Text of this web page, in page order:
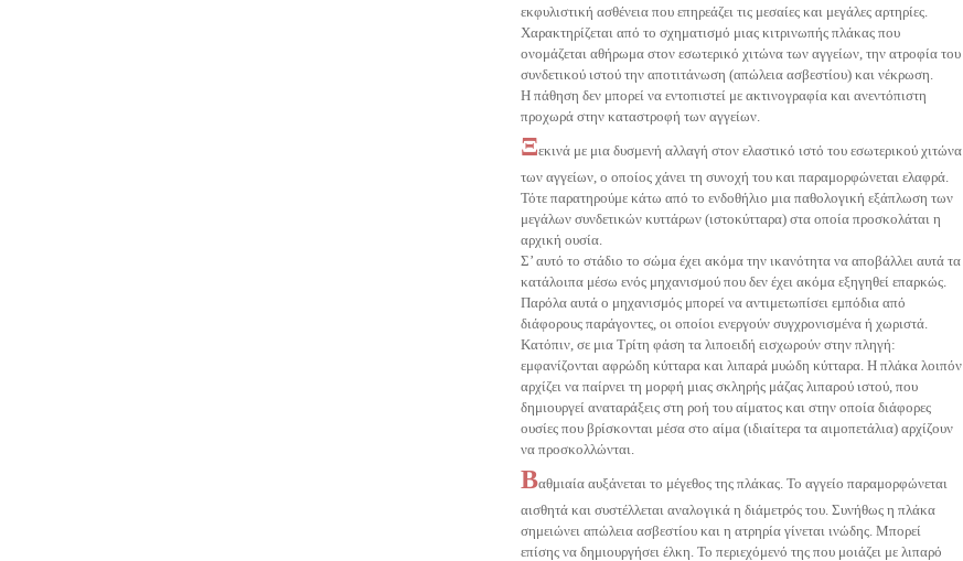
εκφυλιστική ασθένεια που επηρεάζει τις μεσαίες και μεγάλες αρτηρίες.
Χαρακτηρίζεται από το σχηματισμό μιας κιτρινωπής πλάκας που
ονομάζεται αθήρωμα στον εσωτερικό χιτώνα των αγγείων, την ατροφία του
συνδετικού ιστού την αποτιτάνωση (απώλεια ασβεστίου) και νέκρωση.
Η πάθηση δεν μπορεί να εντοπιστεί με ακτινογραφία και ανεντόπιστη
προχωρά στην καταστροφή των αγγείων.
Ξεκινά με μια δυσμενή αλλαγή στον ελαστικό ιστό του εσωτερικού χιτώνα
των αγγείων, ο οποίος χάνει τη συνοχή του και παραμορφώνεται ελαφρά.
Τότε παρατηρούμε κάτω από το ενδοθήλιο μια παθολογική εξάπλωση των
μεγάλων συνδετικών κυττάρων (ιστοκύτταρα) στα οποία προσκολάται η
αρχική ουσία.
Σ’ αυτό το στάδιο το σώμα έχει ακόμα την ικανότητα να αποβάλλει αυτά τα
κατάλοιπα μέσω ενός μηχανισμού που δεν έχει ακόμα εξηγηθεί επαρκώς.
Παρόλα αυτά ο μηχανισμός μπορεί να αντιμετωπίσει εμπόδια από
διάφορους παράγοντες, οι οποίοι ενεργούν συγχρονισμένα ή χωριστά.
Κατόπιν, σε μια Τρίτη φάση τα λιποειδή εισχωρούν στην πληγή:
εμφανίζονται αφρώδη κύτταρα και λιπαρά μυώδη κύτταρα. Η πλάκα λοιπόν
αρχίζει να παίρνει τη μορφή μιας σκληρής μάζας λιπαρού ιστού, που
δημιουργεί αναταράξεις στη ροή του αίματος και στην οποία διάφορες
ουσίες που βρίσκονται μέσα στο αίμα (ιδιαίτερα τα αιμοπετάλια) αρχίζουν
να προσκολλώνται.
Βαθμιαία αυξάνεται το μέγεθος της πλάκας. Το αγγείο παραμορφώνεται
αισθητά και συστέλλεται αναλογικά η διάμετρός του. Συνήθως η πλάκα
σημειώνει απώλεια ασβεστίου και η ατρηρία γίνεται ινώδης. Μπορεί
επίσης να δημιουργήσει έλκη. Το περιεχόμενό της που μοιάζει με λιπαρό